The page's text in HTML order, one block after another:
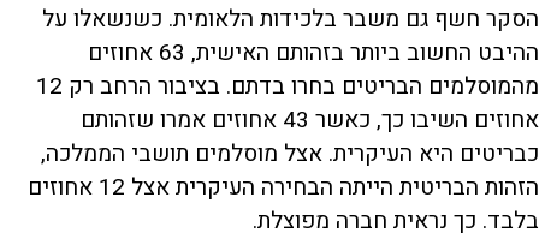
הסקר חשף גם משבר בלכידות הלאומית. כשנשאלו על
ההיבט החשוב ביותר בזהותם האישית, 63 אחוזים
מהמוסלמים הבריטים בחרו בדתם. בציבור הרחב רק 12
אחוזים השיבו כך, כאשר 43 אחוזים אמרו שזהותם
כבריטים היא העיקרית. אצל מוסלמים תושבי הממלכה,
הזהות הבריטית הייתה הבחירה העיקרית אצל 12 אחוזים
בלבד. כך נראית חברה מפוצלת.